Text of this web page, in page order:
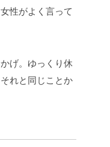
性がよく言って
げ。ゆっくり休
れと同じことか